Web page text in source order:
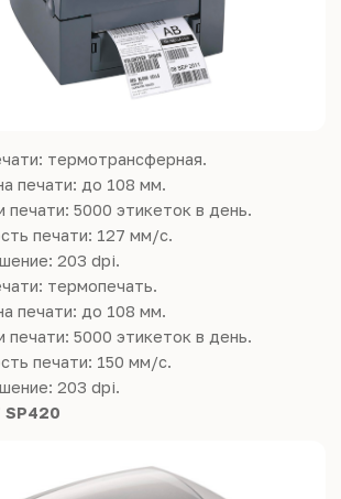
термотрансферная.
печати: до 108 мм.
5000 этикеток в день.
печати: 127 мм/с.
203 dpi.
термопечать.
печати: до 108 мм.
5000 этикеток в день.
печати: 150 мм/с.
203 dpi.
SP420